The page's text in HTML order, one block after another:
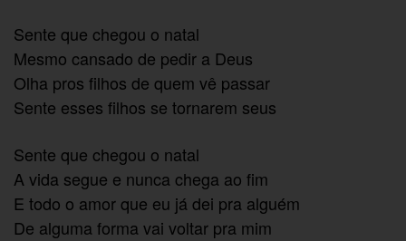
Sente que chegou o natal
Mesmo cansado de pedir a Deus
Olha pros filhos de quem vê passar
Sente esses filhos se tornarem seus
Sente que chegou o natal
A vida segue e nunca chega ao fim
E todo o amor que eu já dei pra alguém
De alguma forma vai voltar pra mim